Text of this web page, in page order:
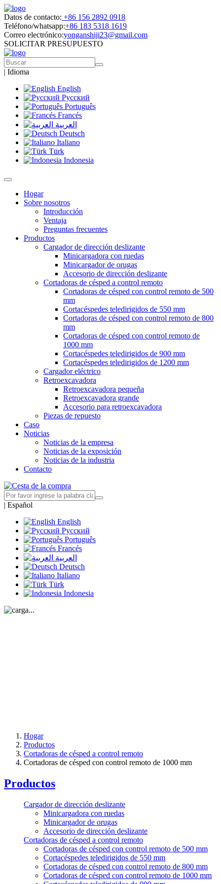
Datos de contacto: +86 156 2892 0918
Teléfono/whatsapp:+86 183 5318 1619
Correo electrónico:yonganshiji23@gmail.com
SOLICITAR PRESUPUESTO
| Idioma
English
Русский
Português
Francés
العربية
Deutsch
Italiano
Türk
Indonesia
Hogar
Sobre nosotros
Introducción
Ventaja
Preguntas frecuentes
Productos
Cargador de dirección deslizante
Minicargadora con ruedas
Minicargador de orugas
Accesorio de dirección deslizante
Cortadoras de césped a control remoto
Cortadoras de césped con control remoto de 500
mm
Cortacéspedes teledirigidos de 550 mm
Cortadoras de césped con control remoto de 800
mm
Cortadoras de césped con control remoto de
1000 mm
Cortacéspedes teledirigidos de 900 mm
Cortacéspedes teledirigidos de 1200 mm
Cargador eléctrico
Retroexcavadora
Retroexcavadora pequeña
Retroexcavadora grande
Accesorio para retroexcavadora
Piezas de repuesto
Caso
Noticias
Noticias de la empresa
Noticias de la exposición
Noticias de la industria
Contacto
| Español
English
Русский
Português
Francés
العربية
Deutsch
Italiano
Türk
Indonesia
Hogar
Productos
Cortadoras de césped a control remoto
Cortadoras de césped con control remoto de 1000 mm
Productos
Cargador de dirección deslizante
Minicargadora con ruedas
Minicargador de orugas
Accesorio de dirección deslizante
Cortadoras de césped a control remoto
Cortadoras de césped con control remoto de 500 mm
Cortacéspedes teledirigidos de 550 mm
Cortadoras de césped con control remoto de 800 mm
Cortadoras de césped con control remoto de 1000 mm